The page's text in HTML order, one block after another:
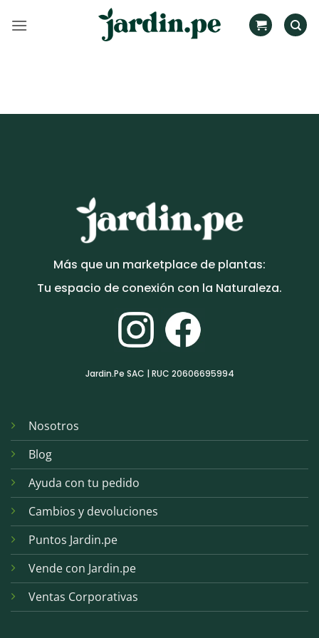
Más que un marketplace de plantas:
Tu espacio de conexión con la Naturaleza.
Jardin.Pe SAC | RUC 20606695994
Nosotros
Blog
Ayuda con tu pedido
Cambios y devoluciones
Puntos Jardin.pe
Vende con Jardin.pe
Ventas Corporativas